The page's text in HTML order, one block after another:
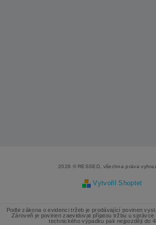
2026 © RESSED, všechna práva
Vytvořil Shoptet
Podle zákona o evidenci tržeb je prodávající povinen
Zároveň je povinen zaevidovat přijatou tržbu u správce
technického výpadku pak nejpozději do